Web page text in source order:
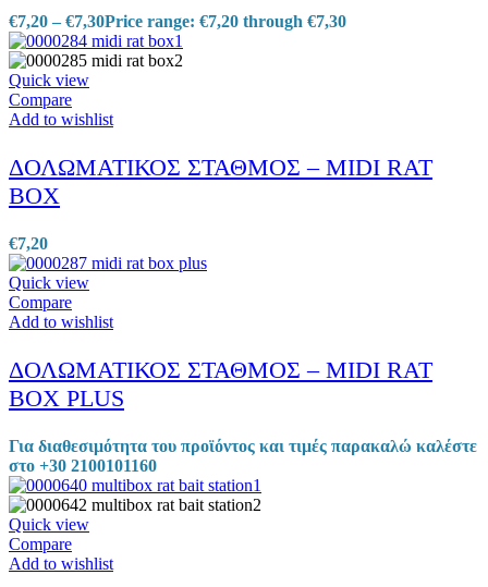
€7,20 – €7,30Price range: €7,20 through €7,30
Quick view
Compare
Add to wishlist
ΔΟΛΩΜΑΤΙΚΟΣ ΣΤΑΘΜΟΣ – MIDI RAT
BOX
€7,20
Quick view
Compare
Add to wishlist
ΔΟΛΩΜΑΤΙΚΟΣ ΣΤΑΘΜΟΣ – MIDI RAT
BOX PLUS
Για διαθεσιμότητα του προϊόντος και τιμές παρακαλώ καλέστε
στο +30 2100101160
Quick view
Compare
Add to wishlist